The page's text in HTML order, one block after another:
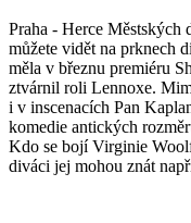
Praha - Herce Městských
můžete vidět na prknech
měla v březnu premiéru
ztvárnil roli Lennoxe.
i v inscenacích Pan
komedie antických
Kdo se bojí Virginie
diváci jej mohou znát